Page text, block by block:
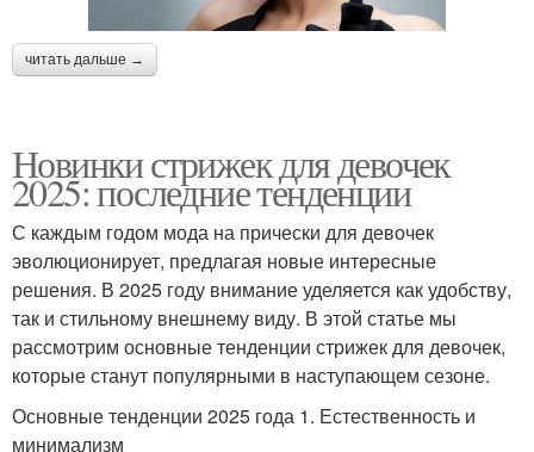
читать дальше →
Новинки стрижек для девочек
2025: последние тенденции
С каждым годом мода на прически для девочек
эволюционирует, предлагая новые интересные
решения. В 2025 году внимание уделяется как удобству,
так и стильному внешнему виду. В этой статье мы
рассмотрим основные тенденции стрижек для девочек,
которые станут популярными в наступающем сезоне.
Основные тенденции 2025 года 1. Естественность и
минимализм